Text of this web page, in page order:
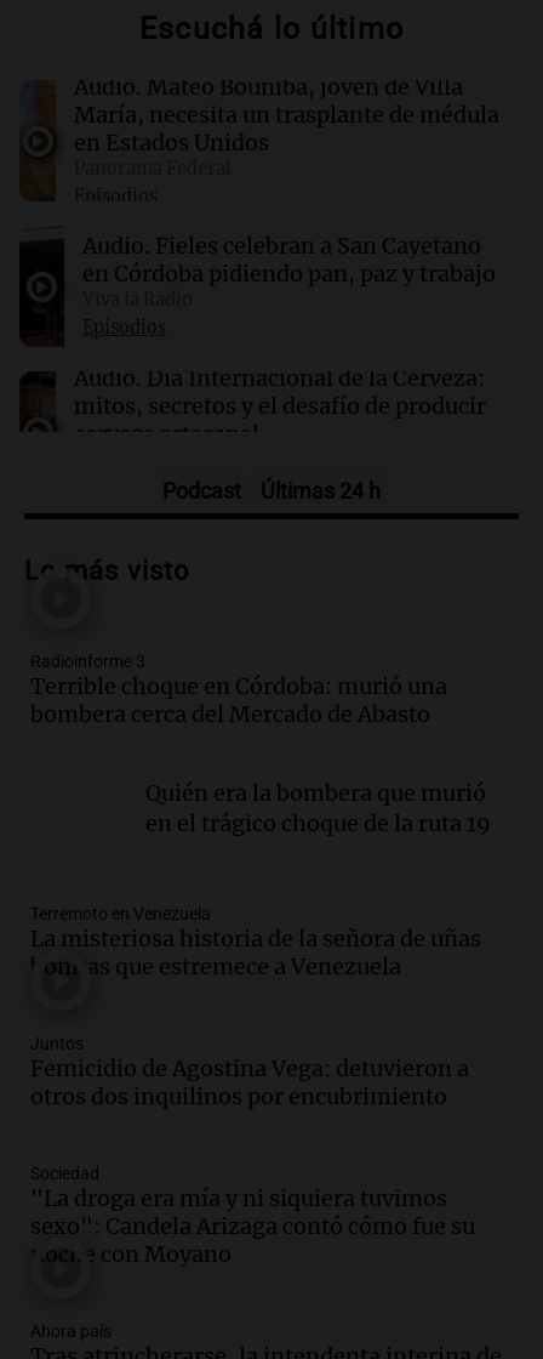
Fieles celebran a San Cayetano en Córdoba
pidiendo pan, paz y trabajo
"El tigre y el león": el efusivo encuentro entre
La Feria de Editores 2026: un espacio para la
cultura y la premiación de librerías
Escuchá lo último
Audio. Mateo Bouniba, joven de Villa
María, necesita un trasplante de médula
en Estados Unidos
Episodios
Audio. Fieles celebran a San Cayetano
en Córdoba pidiendo pan, paz y trabajo
Episodios
Audio. Día Internacional de la Cerveza:
mitos, secretos y el desafío de producir
cerveza artesanal
Audio.Tucumán enfrenta un equilibrio
consumo y recaudación
Audio.La calidad del empleo en
Argentina cae y preocupa a economistas
en un contexto de crisis económica
Audiencia por tragedia vial en
Altas Cumbres: peritos analizan
Episodios
Audio.Solicitan quiebra de Lebron
Group en medio de una investigación
Panorama Federal
Episodios
Audio.Detienen a pareja en Alderete por
mediante delivery
Panorama Federal
Episodios
Audio. El alzobispo García Cueva llama a
Panorama Federal
Podcast Últimas 24 h
Lo más visto
Radioinforme 3
Terrible choque en Córdoba: murió una
bombera cerca del Mercado de Abasto
Quién era la bombera que murió
en el trágico choque de la ruta 19
Terremoto en Venezuela
La misteriosa historia de la señora de uñas
bonitas que estremece a Venezuela
Juntos
Femicidio de Agostina Vega: detuvieron a
otros dos inquilinos por encubrimiento
Sociedad
"La droga era mía y ni siquiera tuvimos
sexo": Candela Arizaga contó cómo fue su
noche con Moyano
Ahora país